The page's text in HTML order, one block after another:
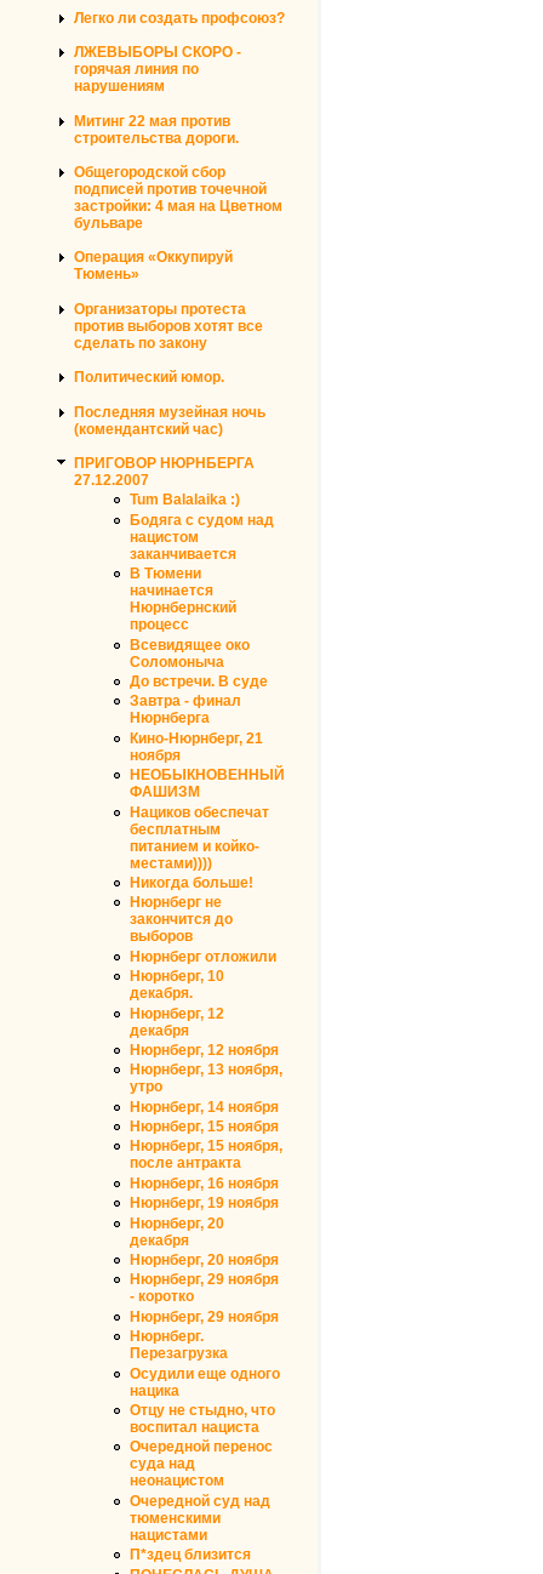
Легко ли создать профсоюз?
ЛЖЕВЫБОРЫ СКОРО -
горячая линия по
нарушениям
Митинг 22 мая против
строительства дороги.
Общегородской сбор
подписей против точечной
застройки: 4 мая на Цветном
бульваре
Операция «Оккупируй
Тюмень»
Организаторы протеста
против выборов хотят все
сделать по закону
Политический юмор.
Последняя музейная ночь
(комендантский час)
ПРИГОВОР НЮРНБЕРГА
27.12.2007
Tum Balalaika :)
Бодяга с судом над
нацистом
заканчивается
В Тюмени
начинается
Нюрнбернский
процесс
Всевидящее око
Соломоныча
До встречи. В суде
Завтра - финал
Нюрнберга
Кино-Нюрнберг, 21
ноября
НЕОБЫКНОВЕННЫЙ
ФАШИЗМ
Нациков обеспечат
бесплатным
питанием и койко-
местами))))
Никогда больше!
Нюрнберг не
закончится до
выборов
Нюрнберг отложили
Нюрнберг, 10
декабря.
Нюрнберг, 12
декабря
Нюрнберг, 12 ноября
Нюрнберг, 13 ноября,
утро
Нюрнберг, 14 ноября
Нюрнберг, 15 ноября
Нюрнберг, 15 ноября,
после антракта
Нюрнберг, 16 ноября
Нюрнберг, 19 ноября
Нюрнберг, 20
декабря
Нюрнберг, 20 ноября
Нюрнберг, 29 ноября
- коротко
Нюрнберг, 29 ноября
Нюрнберг.
Перезагрузка
Осудили еще одного
нацика
Отцу не стыдно, что
воспитал нациста
Очередной перенос
суда над
неонацистом
Очередной суд над
тюменскими
нацистами
П*здец близится